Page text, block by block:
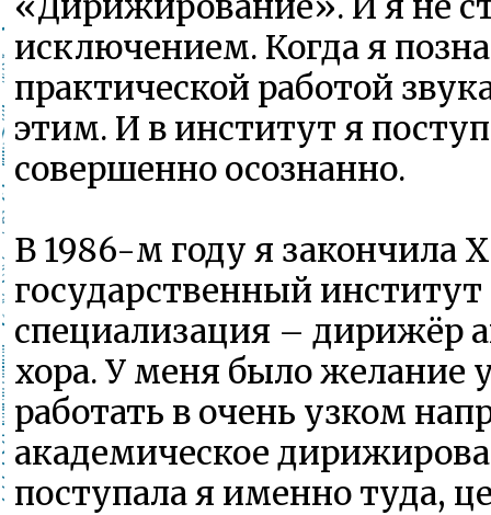
исключением. Когда я
практической работой
этим. И в институт я
совершенно осознанно.
В 1986-м году я закончила
государственный
специализация – дирижёр
хора. У меня было желание
работать в очень узком
академическое
поступала я именно туда,